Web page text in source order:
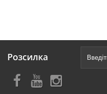
Розсилка